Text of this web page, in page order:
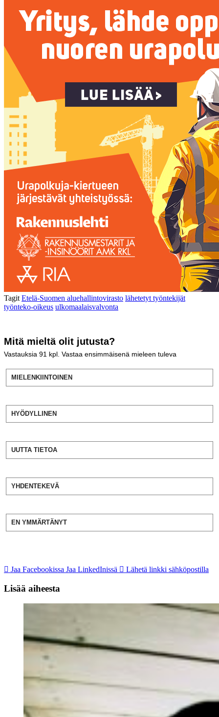
Tagit Etelä-Suomen aluehallintovirasto lähetetyt työntekijät
työnteko-oikeus ulkomaalaisvalvonta
Mitä mieltä olit jutusta?
Vastauksia 91 kpl. Vastaa ensimmäisenä mieleen tuleva
MIELENKIINTOINEN
HYÖDYLLINEN
UUTTA TIETOA
YHDENTEKEVÄ
EN YMMÄRTÄNYT
Jaa Facebookissa Jaa LinkedInissä Lähetä linkki sähköpostilla
Lisää aiheesta